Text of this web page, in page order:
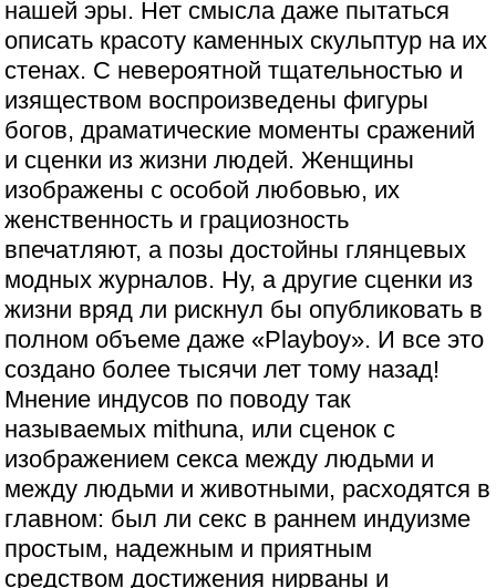
нашей эры. Нет смысла даже пытаться
описать красоту каменных скульптур на их
стенах. С невероятной тщательностью и
изяществом воспроизведены фигуры
богов, драматические моменты сражений
и сценки из жизни людей. Женщины
изображены с особой любовью, их
женственность и грациозность
впечатляют, а позы достойны глянцевых
модных журналов. Ну, а другие сценки из
жизни вряд ли рискнул бы опубликовать в
полном объеме даже «Playboy». И все это
создано более тысячи лет тому назад!
Мнение индусов по поводу так
называемых mithuna, или сценок с
изображением секса между людьми и
между людьми и животными, расходятся в
главном: был ли секс в раннем индуизме
простым, надежным и приятным
средством достижения нирваны и